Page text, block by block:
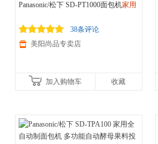
Panasonic/松下 SD-PT1000面包机家用
38条评论
美阳尚品专卖店
加入购物车 收藏